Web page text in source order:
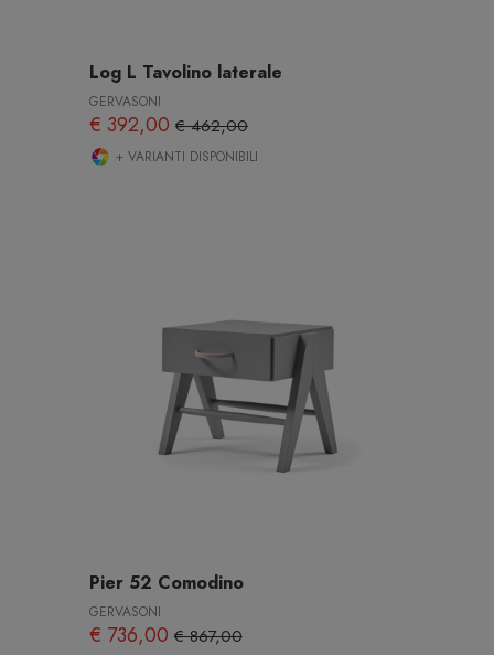
Log L Tavolino laterale
GERVASONI
€ 392,00€ 462,00
+ VARIANTI DISPONIBILI
Pier 52 Comodino
GERVASONI
€ 736,00€ 867,00